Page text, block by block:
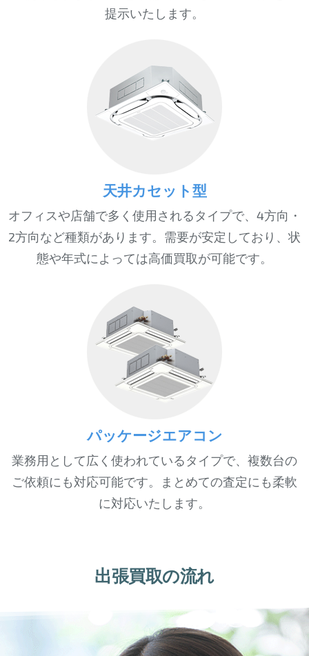
提示いたします。
天井カセット型
オフィスや店舗で多く使用されるタイプで、4方向・
2方向など種類があります。需要が安定しており、状
態や年式によっては高価買取が可能です。
パッケージエアコン
業務用として広く使われているタイプで、複数台の
ご依頼にも対応可能です。まとめての査定にも柔軟
に対応いたします。
出張買取の流れ